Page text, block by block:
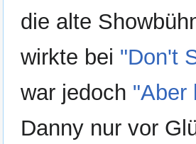
die alte
wirkte bei "Don't
war jedoch "Aber
Danny nur vor